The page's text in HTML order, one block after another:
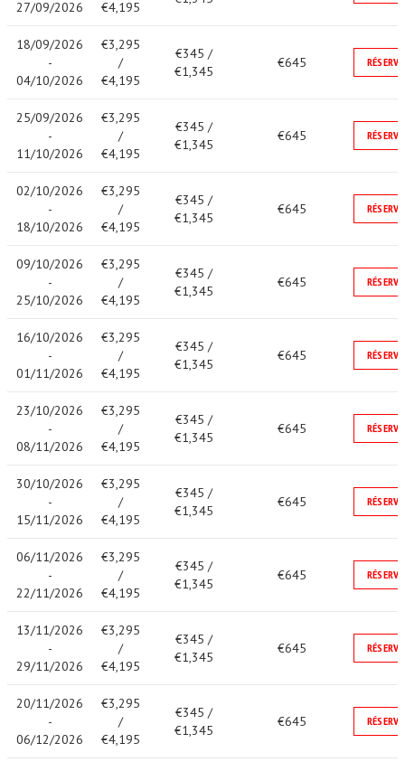
27/09/2026 €4,195
18/09/2026
-
04/10/2026
€3,295
/
€4,195
€345 /
€1,345
€645
25/09/2026
-
11/10/2026
€3,295
/
€4,195
€345 /
€1,345
€645
02/10/2026
-
18/10/2026
€3,295
/
€4,195
€345 /
€1,345
€645
09/10/2026
-
25/10/2026
€3,295
/
€4,195
€345 /
€1,345
€645
16/10/2026
-
01/11/2026
€3,295
/
€4,195
€345 /
€1,345
€645
23/10/2026
-
08/11/2026
€3,295
/
€4,195
€345 /
€1,345
€645
30/10/2026
-
15/11/2026
€3,295
/
€4,195
€345 /
€1,345
€645
06/11/2026
-
22/11/2026
€3,295
/
€4,195
€345 /
€1,345
€645
13/11/2026
-
29/11/2026
€3,295
/
€4,195
€345 /
€1,345
€645
20/11/2026
-
06/12/2026
€3,295
/
€4,195
€345 /
€1,345
€645